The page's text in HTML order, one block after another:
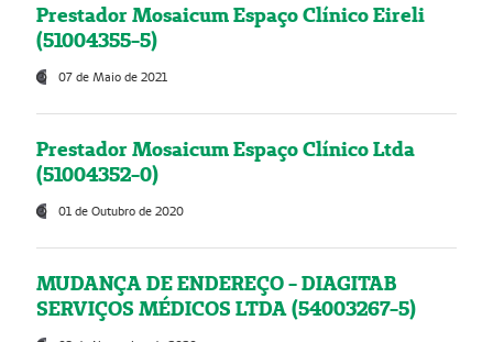
Prestador Mosaicum Espaço Clínico Eireli
(51004355-5)
07 de Maio de 2021
Prestador Mosaicum Espaço Clínico Ltda
(51004352-0)
01 de Outubro de 2020
MUDANÇA DE ENDEREÇO - DIAGITAB
SERVIÇOS MÉDICOS LTDA (54003267-5)